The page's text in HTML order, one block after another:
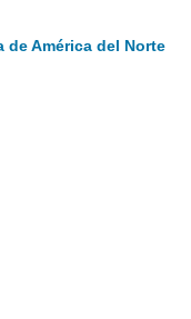
América del Norte